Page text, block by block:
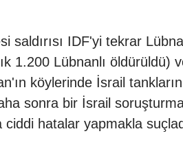
saldırısı IDF'yi tekrar
1.200 Lübnanlı öldürüldü)
köylerinde İsrail
sonra bir İsrail
hatalar yapmakla